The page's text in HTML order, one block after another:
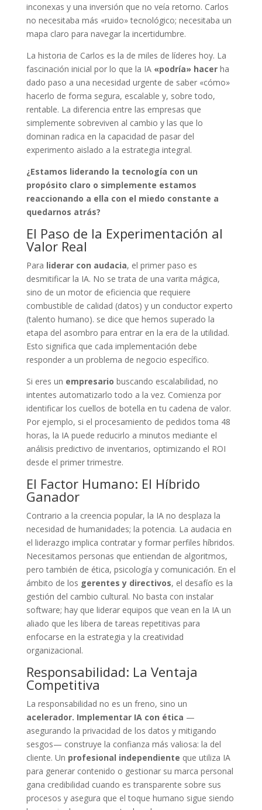
inconexas y una inversión que no veía retorno. Carlos
no necesitaba más «ruido» tecnológico; necesitaba un
mapa claro para navegar la incertidumbre.
La historia de Carlos es la de miles de líderes hoy. La
fascinación inicial por lo que la IA «podría» hacerha
dado paso a una necesidad urgente de saber «cómo»
hacerlo de forma segura, escalable y, sobre todo,
rentable. La diferencia entre las empresas que
simplemente sobreviven al cambio y las que lo
dominan radica en la capacidad de pasar del
experimento aislado a la estrategia integral.
¿Estamos liderando la tecnología con un
propósito claro o simplemente estamos
reaccionando a ella con el miedo constante a
quedarnos atrás?
El Paso de la Experimentación al
Valor Real
Para liderar con audacia, el primer paso es
desmitificar la IA. No se trata de una varita mágica,
sino de un motor de eficiencia que requiere
combustible de calidad (datos) y un conductor experto
(talento humano). se dice que hemos superado la
etapa del asombro para entrar en la era de la utilidad.
Esto significa que cada implementación debe
responder a un problema de negocio específico.
Si eres un empresario buscando escalabilidad, no
intentes automatizarlo todo a la vez. Comienza por
identificar los cuellos de botella en tu cadena de valor.
Por ejemplo, si el procesamiento de pedidos toma 48
horas, la IA puede reducirlo a minutos mediante el
análisis predictivo de inventarios, optimizando el ROI
desde el primer trimestre.
El Factor Humano: El Híbrido
Ganador
Contrario a la creencia popular, la IA no desplaza la
necesidad de humanidades; la potencia. La audacia en
el liderazgo implica contratar y formar perfiles híbridos.
Necesitamos personas que entiendan de algoritmos,
pero también de ética, psicología y comunicación. En el
ámbito de los gerentes y directivos, el desafío es la
gestión del cambio cultural. No basta con instalar
software; hay que liderar equipos que vean en la IA un
aliado que les libera de tareas repetitivas para
enfocarse en la estrategia y la creatividad
organizacional.
Responsabilidad: La Ventaja
Competitiva
La responsabilidad no es un freno, sino un
acelerador. Implementar IA con ética —
asegurando la privacidad de los datos y mitigando
sesgos— construye la confianza más valiosa: la del
cliente. Un profesional independiente que utiliza IA
para generar contenido o gestionar su marca personal
gana credibilidad cuando es transparente sobre sus
procesos y asegura que el toque humano sigue siendo